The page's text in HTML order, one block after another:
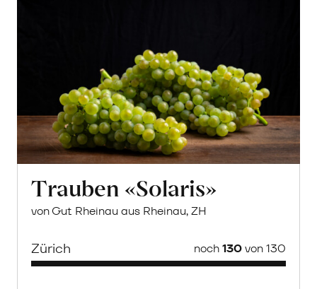
Trauben «Solaris»
von Gut Rheinau aus Rheinau, ZH
Zürich noch130von 130